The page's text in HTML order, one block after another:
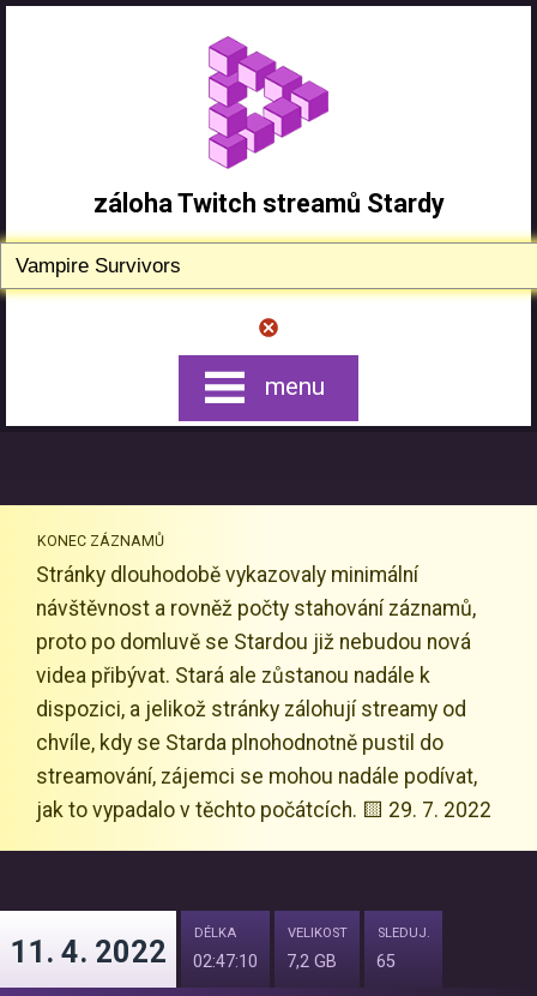
záloha Twitch streamů Stardy
menu
KONEC ZÁZNAMŮ
Stránky dlouhodobě vykazovaly minimální
návštěvnost a rovněž počty stahování záznamů,
proto po domluvě se Stardou již nebudou nová
videa přibývat. Stará ale zůstanou nadále k
dispozici, a jelikož stránky zálohují streamy od
chvíle, kdy se Starda plnohodnotně pustil do
streamování, zájemci se mohou nadále podívat,
jak to vypadalo v těchto počátcích. 🟨 29. 7. 2022
11. 4. 2022
DÉLKA
02:47:10
VELIKOST
7,2 GB
SLEDUJ.
65